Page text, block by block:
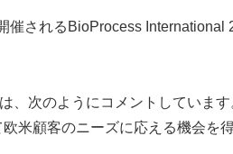
催される BioProcess International
、次のようにコメントしています
米顧客のニーズに応える機会を